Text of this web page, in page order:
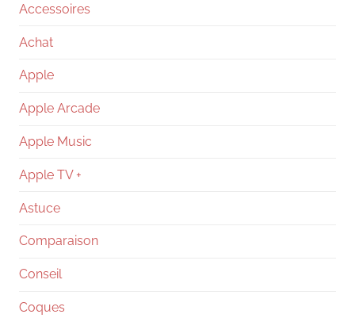
Accessoires
Achat
Apple
Apple Arcade
Apple Music
Apple TV +
Astuce
Comparaison
Conseil
Coques